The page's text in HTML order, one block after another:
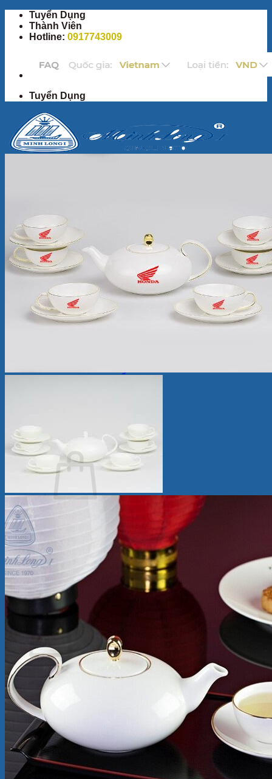
qua
Tuyển Dụng
Thành Viên
Hotline: 0917743009
Tuyển Dụng
Trang Chủ
Sản Phẩm
Bộ đồ ăn
Ly Sứ
Bình Hoa
Bộ Chén Sứ – Dĩa -Tô
Sứ Dưỡng Sinh
kiếm:
Chưa có sản phẩm trong giỏ hàng.
Quay trở lại cửa hàng
Tìm
kiếm:
Giỏ hàng
Chưa có sản phẩm trong giỏ hàng.
Quay trở lại cửa hàng